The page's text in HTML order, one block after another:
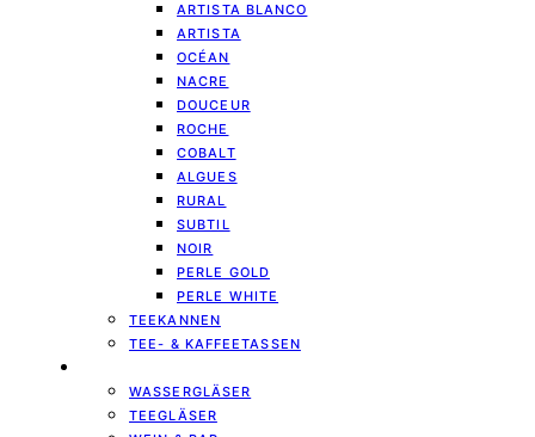
ARTISTA BLANCO
ARTISTA
OCÉAN
NACRE
DOUCEUR
ROCHE
COBALT
ALGUES
RURAL
SUBTIL
NOIR
PERLE GOLD
PERLE WHITE
TEEKANNEN
TEE- & KAFFEETASSEN
WASSERGLÄSER
TEEGLÄSER